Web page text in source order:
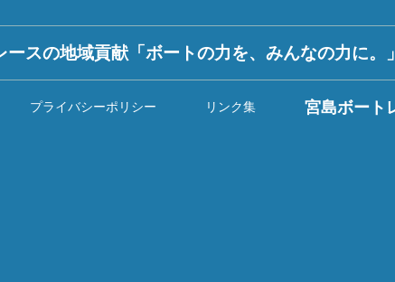
ースの地域貢献「ボートの力を、みんなの力に。」
プライバシーポリシー リンク集 宮島ボート